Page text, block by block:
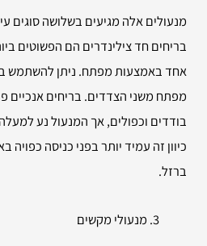
מנעולים אלה מגיעים בשלושה סוגים
בריחים חד צילינדרים הם הפשוטים
אחד באמצעות מפתח. ניתן להשתמש
מפתח משני הצדדים. בריחים אנכיים
בודדים וכפולים, אך המנעול נע
כיוון זה עמיד יותר בפני כניסה
ברזל.
מנעולי מקשים